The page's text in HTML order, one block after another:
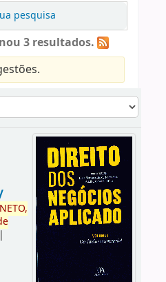
pesquisa
3 resultados.
NETO,
|